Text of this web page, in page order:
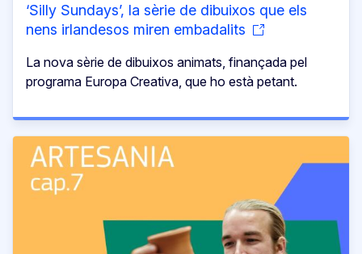
‘Silly Sundays’, la sèrie de dibuixos que els
nens irlandesos miren embadalits
La nova sèrie de dibuixos animats, finançada pel
programa Europa Creativa, que ho està petant.